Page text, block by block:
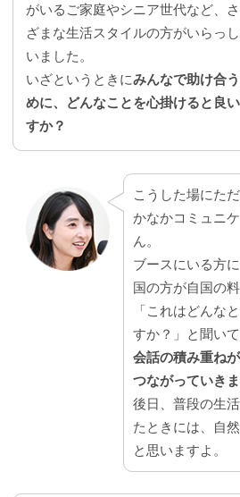
がいるご家庭やシニア世代など、
ざまな生活スタイルの方がいらっ
いました。
いざというときにみんなで助け合
めに、どんなことを心掛けると良
すか？
こうした場にた
かなかコミュニ
ん。
ブースにいる方
国の方が自国の
「これはどんな
すか？」と聞い
会話の積み重ね
つながっていき
後日、普段の生
たときには、自
と思いますよ。